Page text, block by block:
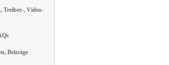
Treiber-, Video-
Beiträge